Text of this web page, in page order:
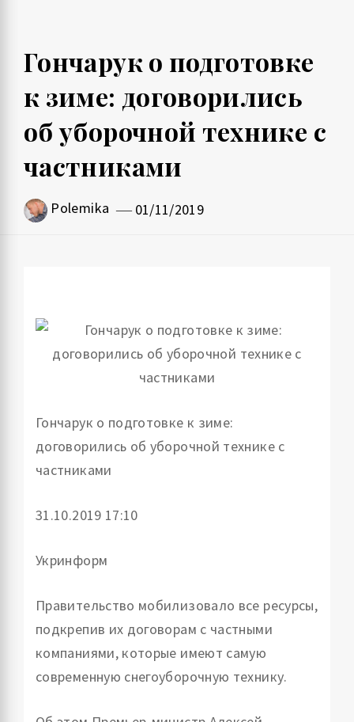
Гончарук о подготовке
к зиме: договорились
об уборочной технике с
частниками
Polemika 01/11/2019
Гончарук о подготовке к зиме:
договорились об уборочной технике с
частниками
31.10.2019 17:10
Укринформ
Правительство мобилизовало все ресурсы,
подкрепив их договорам с частными
компаниями, которые имеют самую
современную снегоуборочную технику.